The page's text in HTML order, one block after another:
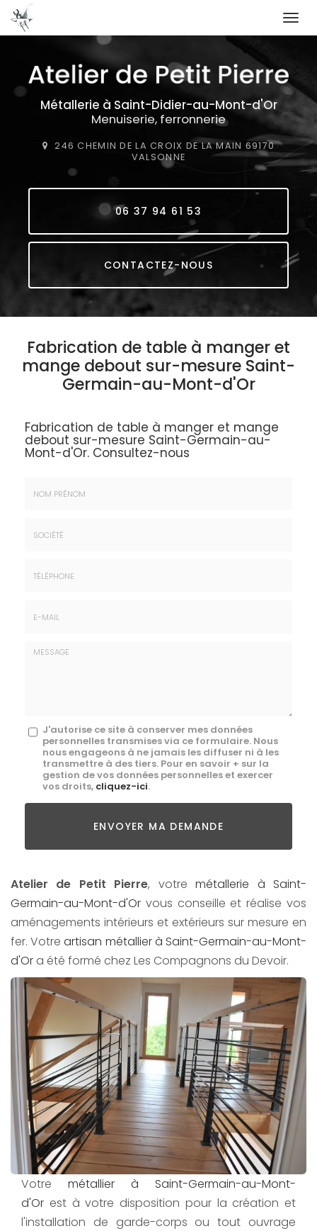
contenu
principalMétallerie à Saint-Didier-au-Mont-d'Or
Menuiserie, ferronnerie
246 CHEMIN DE LA CROIX DE LA MAIN 69170
VALSONNE
06 37 94 61 53
CONTACTEZ-NOUS
Fabrication de table à manger et
mange debout sur-mesure Saint-
Germain-au-Mont-d'Or
Fabrication de table à manger et mange
debout sur-mesure Saint-Germain-au-
Mont-d'Or. Consultez-nous
Message
J'autorise ce site à conserver mes données
personnelles transmises via ce formulaire. Nous
nous engageons à ne jamais les diffuser ni à les
transmettre à des tiers. Pour en savoir + sur la
gestion de vos données personnelles et exercer
vos droits, cliquez-ici.
Acceptation
ENVOYER MA DEMANDE
Atelier de Petit Pierre, votremétallerie à Saint-
Germain-au-Mont-d'Or vous conseille et réalise vos
aménagements intérieurs et extérieurs sur mesure en
fer. Votreartisan métallier à Saint-Germain-au-Mont-
d'Or a été formé chez Les Compagnons du Devoir.
Votre métallier à Saint-Germain-au-Mont-
d'Or est à votre disposition pour la création et
l'installation de garde-corps ou tout ouvrage